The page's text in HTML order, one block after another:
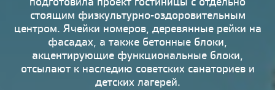
стоящим физкультурно-оздоровительным
центром. Ячейки номеров, деревянные рейки на
фасадах, а также бетонные блоки,
акцентирующие функциональные блоки,
отсылают к наследию советских санаториев и
детских лагерей.